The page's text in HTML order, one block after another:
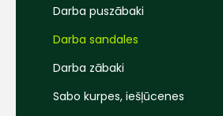
Darba puszābaki
Darba sandales
Darba zābaki
Sabo kurpes, iešļūcenes